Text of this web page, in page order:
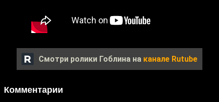
Смотри ролики Гоблина на канале Rutube
Комментарии